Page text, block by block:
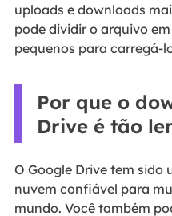
uploads e downloads
pode dividir o arquivo
pequenos para carregá-
Por que o
Drive é tão
O Google Drive tem sido
nuvem confiável para
mundo. Você também